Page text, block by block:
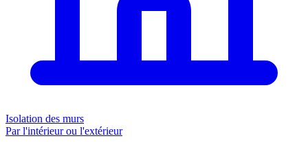
Isolation des murs
Par l'intérieur ou l'extérieur